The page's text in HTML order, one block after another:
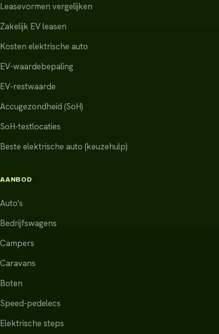
Leasevormen vergelijken
Zakelijk EV leasen
Kosten elektrische auto
EV-waardebepaling
EV-restwaarde
Accugezondheid (SoH)
SoH-testlocaties
Beste elektrische auto (keuzehulp)
AANBOD
Auto's
Bedrijfswagens
Campers
Caravans
Boten
Speed-pedelecs
Elektrische steps